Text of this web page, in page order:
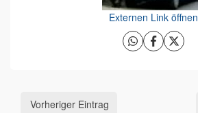
Externen Link öffnen
Vorheriger Eintrag